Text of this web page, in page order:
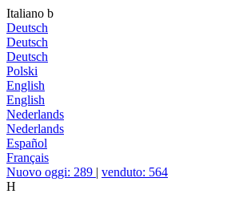
Italiano b
Deutsch
Deutsch
Deutsch
Polski
English
English
Nederlands
Nederlands
Español
Français
Nuovo oggi: 289 | venduto: 564
H